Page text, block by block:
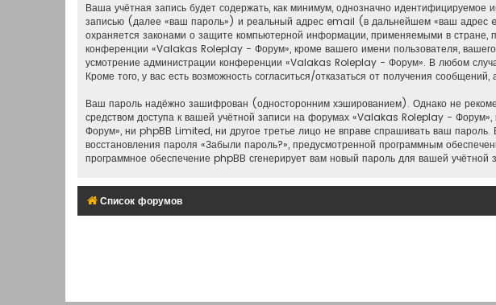
Ваша учётная запись будет содержать, как минимум, однозначно
записью (далее «ваш пароль») и реальный адрес email (в дальнейшем «ваш
охраняется законами о защите компьютерной информации, применяемыми в
конференции «Valakas Roleplay - Форум», кроме вашего имени пользователя,
усмотрение администрации конференции «Valakas Roleplay - Форум». В любом
Кроме того, у вас есть возможность согласиться/отказаться от получения
Ваш пароль надёжно зашифрован (односторонним хэшированием). Однако не
средством доступа к вашей учётной записи на форумах «Valakas Roleplay -
Форум», ни phpBB Limited, ни другое третье лицо не вправе спрашивать ваш
восстановления пароля «Забыли пароль?», предусмотренной программным
программное обеспечение phpBB сгенерирует вам новый пароль для вашей учётной
Список форумов